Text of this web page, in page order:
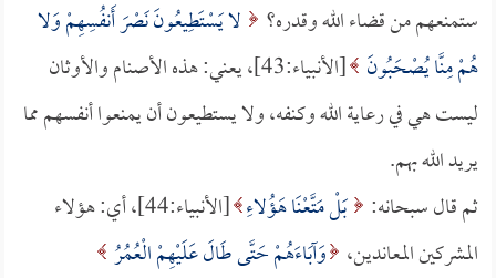
ستمنعهم من قضاء الله وقدره؟
لا يَسْتَطِيعُونَ نَصْرَ أَنفُسِهِمْ وَلا
هُمْ مِنَّا يُصْحَبُونَ
[الأنبياء:43]، يعني: هذه الأصنام والأوثان
ليست هي في رعاية الله وكنفه، ولا يستطيعون أن يمنعوا أنفسهم مما
يريد الله بهم.
ثم قال سبحانه: بَلْ مَتَّعْنَا هَؤُلاءِ
[الأنبياء:44]، أي: هؤلاء
المشركين المعاندين، وَآبَاءَهُمْ حَتَّى طَالَ عَلَيْهِمْ الْعُمُرُ